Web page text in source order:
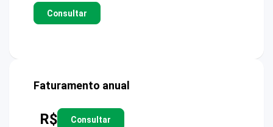
Consultar
Faturamento anual
R$ Consultar